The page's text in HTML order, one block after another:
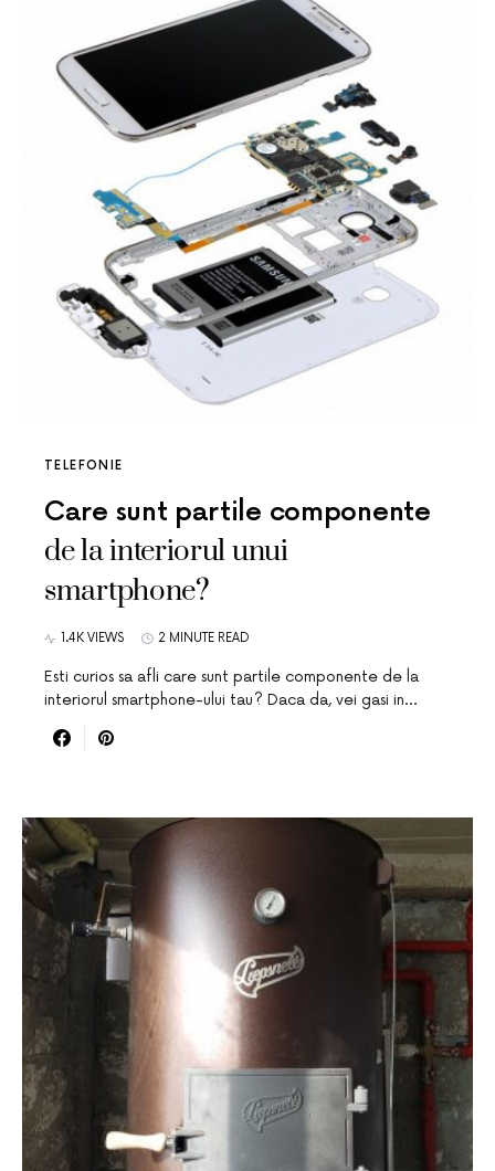
TELEFONIE
Care sunt partile componente
de la interiorul unui
smartphone?
1.4K VIEWS 2 MINUTE READ
Esti curios sa afli care sunt partile componente de la
interiorul smartphone-ului tau? Daca da, vei gasi in…